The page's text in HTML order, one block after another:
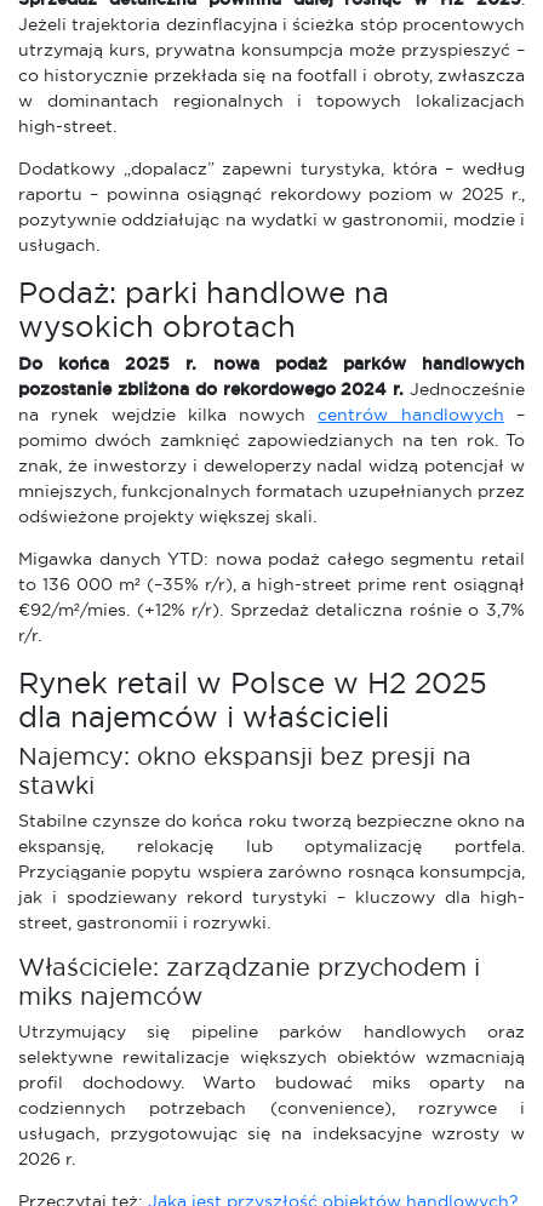
Jeżeli trajektoria dezinflacyjna i ścieżka stóp procentowych
utrzymają kurs, prywatna konsumpcja może przyspieszyć –
co historycznie przekłada się na footfall i obroty, zwłaszcza
w dominantach regionalnych i topowych lokalizacjach
high-street.
Dodatkowy „dopalacz” zapewni turystyka, która – według
raportu – powinna osiągnąć rekordowy poziom w 2025 r.,
pozytywnie oddziałując na wydatki w gastronomii, modzie i
usługach.
Podaż: parki handlowe na
wysokich obrotach
Do końca 2025 r. nowa podaż parków handlowych
pozostanie zbliżona do rekordowego 2024 r. Jednocześnie
na rynek wejdzie kilka nowychcentrów handlowych –
pomimo dwóch zamknięć zapowiedzianych na ten rok. To
znak, że inwestorzy i deweloperzy nadal widzą potencjał w
mniejszych, funkcjonalnych formatach uzupełnianych przez
odświeżone projekty większej skali.
Migawka danych YTD: nowa podaż całego segmentu retail
to 136 000 m² (–35% r/r), a high-street prime rent osiągnął
€92/m²/mies. (+12% r/r). Sprzedaż detaliczna rośnie o 3,7%
r/r.
Rynek retail w Polsce w H2 2025
dla najemców i właścicieli
Najemcy: okno ekspansji bez presji na
stawki
Stabilne czynsze do końca roku tworzą bezpieczne okno na
ekspansję, relokację lub optymalizację portfela.
Przyciąganie popytu wspiera zarówno rosnąca konsumpcja,
jak i spodziewany rekord turystyki – kluczowy dla high-
street, gastronomii i rozrywki.
Właściciele: zarządzanie przychodem i
miks najemców
Utrzymujący się pipeline parków handlowych oraz
selektywne rewitalizacje większych obiektów wzmacniają
profil dochodowy. Warto budować miks oparty na
codziennych potrzebach (convenience), rozrywce i
usługach, przygotowując się na indeksacyjne wzrosty w
2026 r.
Przeczytaj też: Jaka jest przyszłość obiektów handlowych?